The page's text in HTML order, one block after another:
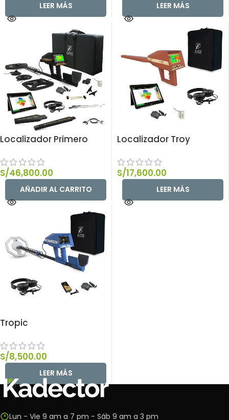
LEER MÁS LEER MÁS
Localizador Primero
S/46,800.00
AÑADIR AL CARRITO
Localizador Troy
S/17,600.00
LEER MÁS
Tropic
S/8,500.00
LEER MÁS
Lun - Vie 9 am a 7 pm - Sáb 9 am a 3 pm